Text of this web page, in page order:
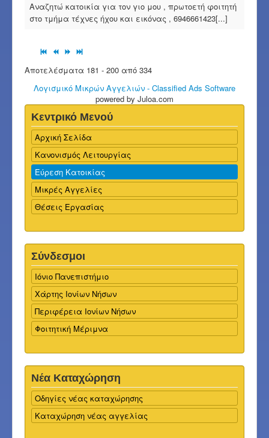
Αναζητώ κατοικία για τον γιο μου , πρωτοετή φοιτητή
στο τμήμα τέχνες ήχου και εικόνας , 6946661423[...]
Αποτελέσματα 181 - 200 από 334
Λογισμικό Μικρών Αγγελιών - Classified Ads Software
powered by Juloa.com
Κεντρικό Μενού
Αρχική Σελίδα
Κανονισμός Λειτουργίας
Εύρεση Κατοικίας
Μικρές Αγγελίες
Θέσεις Εργασίας
Σύνδεσμοι
Ιόνιο Πανεπιστήμιο
Χάρτης Ιονίων Νήσων
Περιφέρεια Ιονίων Νήσων
Φοιτητική Μέριμνα
Νέα Καταχώρηση
Οδηγίες νέας καταχώρησης
Καταχώρηση νέας αγγελίας